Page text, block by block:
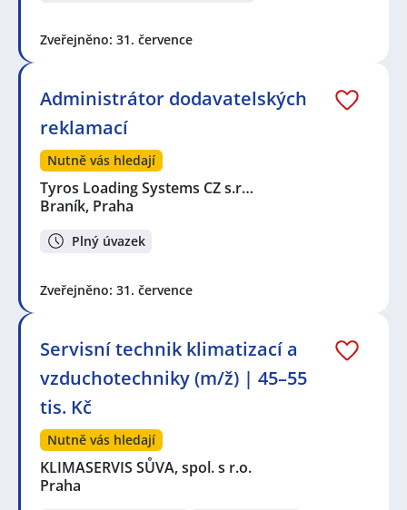
Zveřejněno: 31. července
Administrátor dodavatelských
reklamací
Nutně vás hledají
Tyros Loading Systems CZ s.r…
Braník, Praha
Plný úvazek
Zveřejněno: 31. července
Servisní technik klimatizací a
vzduchotechniky (m/ž) | 45–55
tis. Kč
Nutně vás hledají
KLIMASERVIS SŮVA, spol. s r.o.
Praha